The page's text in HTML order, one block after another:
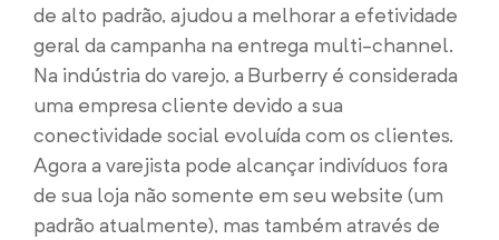
de alto padrão, ajudou a melhorar a efetividade
geral da campanha na entrega multi-channel.
Na indústria do varejo, a Burberry é considerada
uma empresa cliente devido a sua
conectividade social evoluída com os clientes.
Agora a varejista pode alcançar indivíduos fora
de sua loja não somente em seu website (um
padrão atualmente), mas também através de